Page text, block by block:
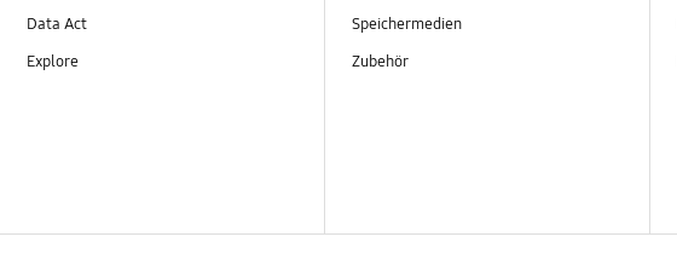
Data Act
Explore
Speichermedien
Zubehör